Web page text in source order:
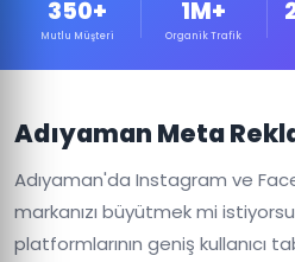
350+
Mutlu Müşteri
1M+
Organik Trafik
Adıyaman Meta
Adıyaman'da Instagram ve
markanızı büyütmek mi
platformlarının geniş kullanıcı